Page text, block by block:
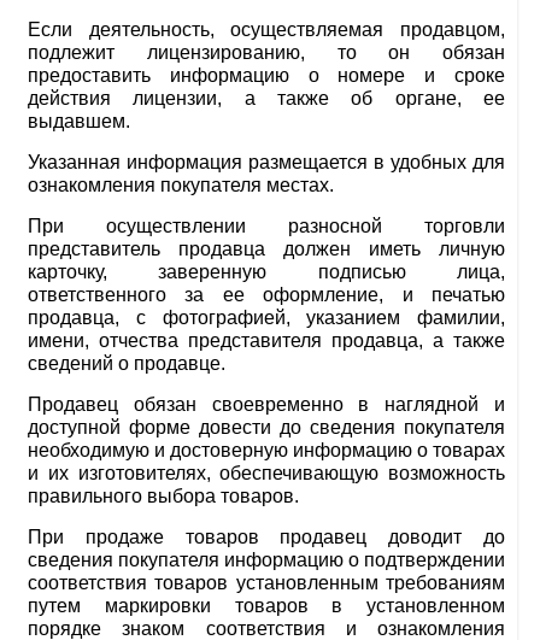
Если деятельность, осуществляемая продавцом,
подлежит лицензированию, то он обязан
предоставить информацию о номере и сроке
действия лицензии, а также об органе, ее
выдавшем.
Указанная информация размещается в удобных для
ознакомления покупателя местах.
При осуществлении разносной торговли
представитель продавца должен иметь личную
карточку, заверенную подписью лица,
ответственного за ее оформление, и печатью
продавца, с фотографией, указанием фамилии,
имени, отчества представителя продавца, а также
сведений о продавце.
Продавец обязан своевременно в наглядной и
доступной форме довести до сведения покупателя
необходимую и достоверную информацию о товарах
и их изготовителях, обеспечивающую возможность
правильного выбора товаров.
При продаже товаров продавец доводит до
сведения покупателя информацию о подтверждении
соответствия товаров установленным требованиям
путем маркировки товаров в установленном
порядке знаком соответствия и ознакомления